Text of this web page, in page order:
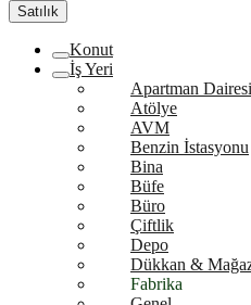
Satılık
Konut
İş Yeri
Apartman Dairesi
Atölye
AVM
Benzin İstasyonu
Bina
Büfe
Büro
Çiftlik
Depo
Dükkan &
Fabrika